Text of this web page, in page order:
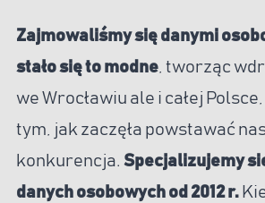
Zajmowaliśmy się danymi
stało się to modne, tworząc
we Wrocławiu ale i całej
tym, jak zaczęła powstawać
konkurencja. Specjalizujemy
danych osobowych od 2012 r.